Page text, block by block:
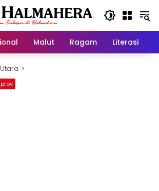
Malut Ragam Literasi